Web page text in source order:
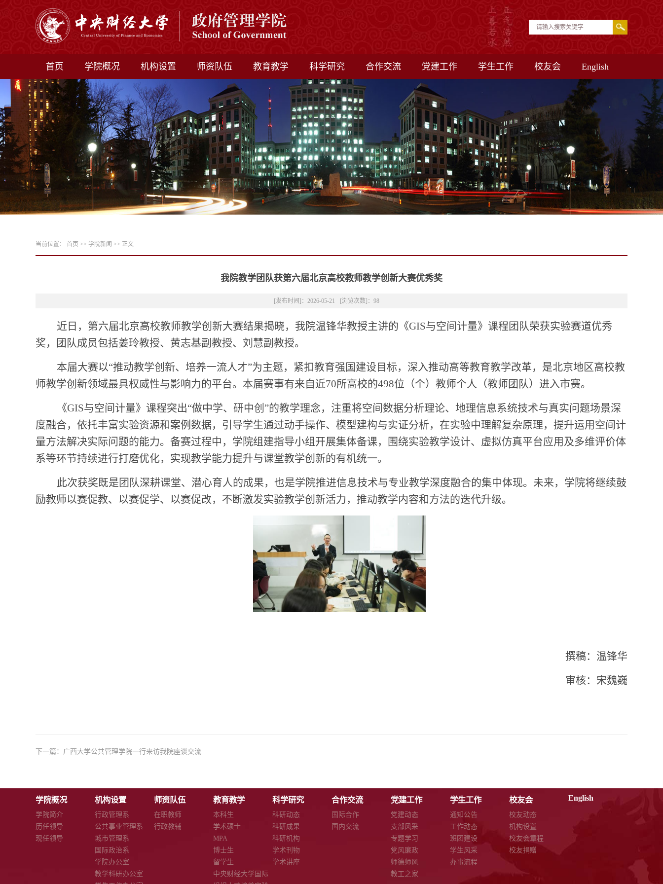
首页 学院概况 机构设置 师资队伍 教育教学 科学研究 合作交流 党建工作 学生工作 校友会 English
当前位置： 首页 >> 学院新闻 >> 正文
我院教学团队获第六届北京高校教师教学创新大赛优秀奖
[发布时间]：2026-05-21 [浏览次数]： 98
近日，第六届北京高校教师教学创新大赛结果揭晓，我院温锋华教授主讲的《GIS与空间计量》课程团队荣获实验赛道优秀
奖，团队成员包括姜玲教授、黄志基副教授、 刘慧副教授。
本届大赛以“推动教学创新、培养一流人才”为主题，紧扣教育强国建设目标，深入推动高等教育教学改革，是北京地区高校教
师教学创新领域最具权威性与影响力的平台。本届赛事有来自近70所高校的498位（个）教师个人（教师团队）进入市赛。
《GIS与空间计量》课程突出“做中学、研中创”的教学理念，注重将空间数据分析理论、地理信息系统技术与真实问题场景深
度融合，依托丰富实验资源和案例数据，引导学生通过动手操作、模型建构与实证分析，在实验中理解复杂原理，提升运用空间计
量方法解决实际问题的能力。备赛过程中，学院组建指导小组开展集体备课，围绕实验教学设计、虚拟仿真平台应用及多维评价体
系等环节持续进行打磨优化，实现教学能力提升与课堂教学创新的有机统一。
此次获奖既是团队深耕课堂、潜心育人的成果，也是学院推进信息技术与专业教学深度融合的集中体现。未来，学院将继续鼓
励教师以赛促教、以赛促学、以赛促改，不断激发实验教学创新活力，推动教学内容和方法的迭代升级。
撰稿： 温锋华
审核：宋魏巍
下一篇： 广西大学公共管理学院一行来访我院座谈交流
学院概况
学院简介
历任领导
现任领导
机构设置
行政管理系
公共事业管理系
城市管理系
国际政治系
学院办公室
教学科研办公室
师资队伍
在职教师
行政教辅
教育教学
本科生
学术硕士
MPA
博士生
留学生
中央财经大学国际
科学研究
科研动态
科研成果
科研机构
学术刊物
学术讲座
合作交流
国际合作
国内交流
党建工作
党建动态
支部风采
专题学习
党风廉政
师德师风
教工之家
学生工作
通知公告
工作动态
班团建设
学生风采
办事流程
校友会
校友动态
机构设置
校友会章程
校友捐赠
English